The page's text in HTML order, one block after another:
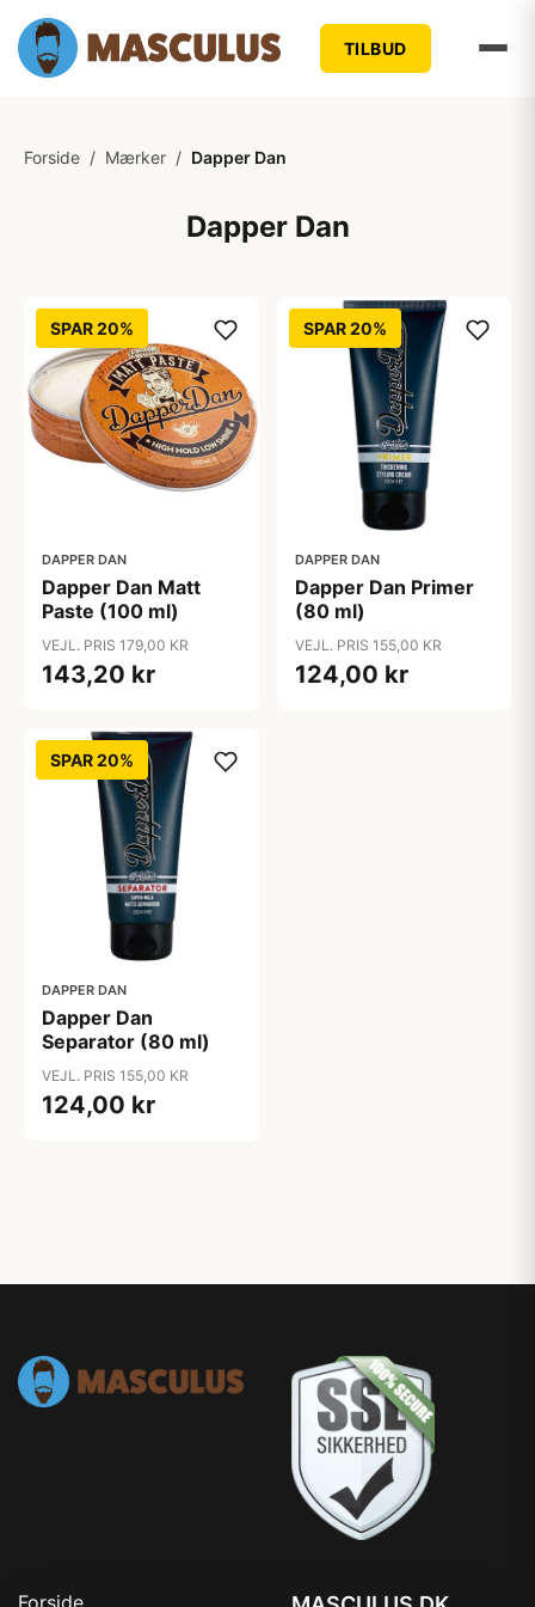
TILBUD
Forside / Mærker / Dapper Dan
Dapper Dan
SPAR 20%
DAPPER DAN
Dapper Dan Matt
Paste (100 ml)
VEJL. PRIS 179,00 KR
143,20 kr
SPAR 20%
DAPPER DAN
Dapper Dan Primer
(80 ml)
VEJL. PRIS 155,00 KR
124,00 kr
SPAR 20%
DAPPER DAN
Dapper Dan
Separator (80 ml)
VEJL. PRIS 155,00 KR
124,00 kr